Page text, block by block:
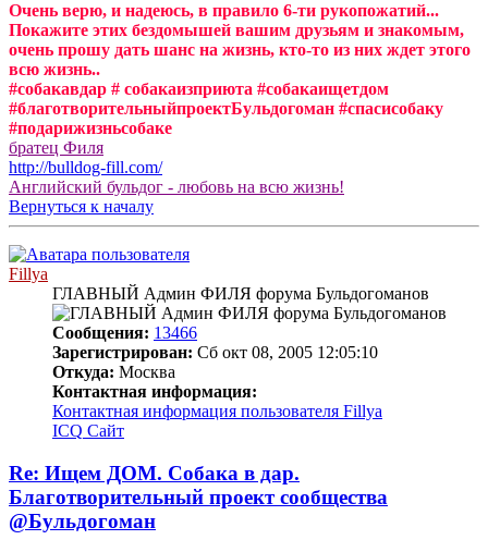
Очень верю, и надеюсь, в правило 6-ти рукопожатий...
Покажите этих бездомышей вашим друзьям и знакомым,
очень прошу дать шанс на жизнь, кто-то из них ждет этого
всю жизнь..
#собакавдар # собакаизприюта #собакаищетдом
#благотворительныйпроектБульдогоман #спасисобаку
#подарижизньсобаке
братец Филя
http://bulldog-fill.com/
Английский бульдог - любовь на всю жизнь!
Вернуться к началу
Fillya
ГЛАВНЫЙ Админ ФИЛЯ форума Бульдогоманов
Сообщения: 13466
Зарегистрирован: Сб окт 08, 2005 12:05:10
Откуда: Москва
Контактная информация:
Контактная информация пользователя Fillya
ICQ Сайт
Re: Ищем ДОМ. Собака в дар.
Благотворительный проект сообщества
@Бульдогоман